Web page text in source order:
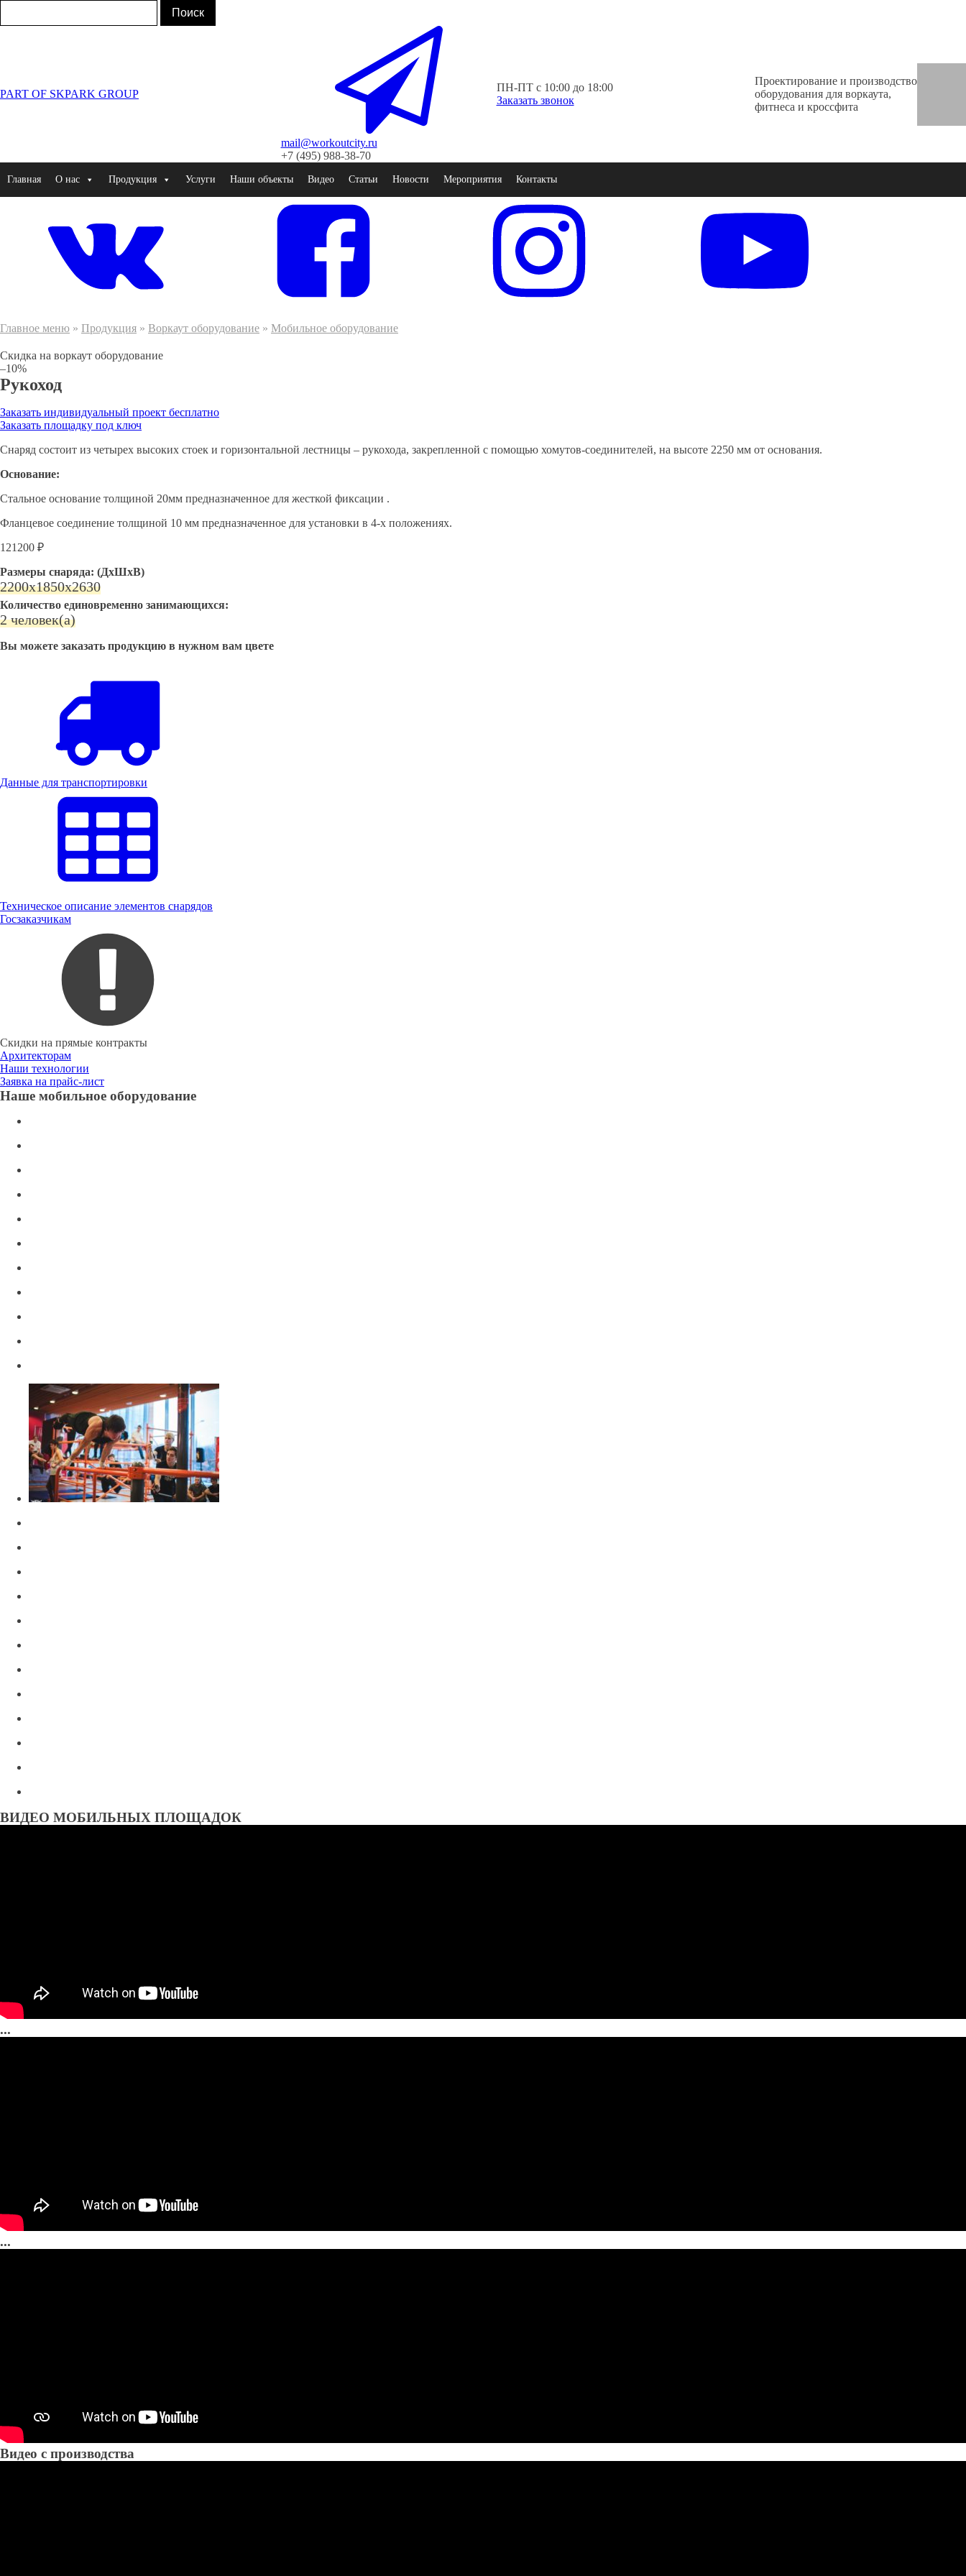
PART OF SKPARK GROUP
mail@workoutcity.ru
+7 (495) 988-38-70
ПН-ПТ с 10:00 до 18:00
Заказать звонок
Проектирование и производство
оборудования для воркаута,
фитнеса и кроссфита
Главная О нас Продукция Услуги Наши объекты Видео Статьи Новости Мероприятия Контакты
Главное меню » Продукция » Воркаут оборудование » Мобильное оборудование
Скидка на воркаут оборудование
–10%
Рукоход
Заказать индивидуальный проект бесплатно
Заказать площадку под ключ
Снаряд состоит из четырех высоких стоек и горизонтальной лестницы – рукохода, закрепленной с помощью хомутов-соединителей, на высоте 2250 мм от основания.
Основание:
Стальное основание толщиной 20мм предназначенное для жесткой фиксации .
Фланцевое соединение толщиной 10 мм предназначенное для установки в 4-х положениях.
121200 ₽
Размеры снаряда: (ДхШхВ)
2200х1850х2630
Количество единовременно занимающихся:
2 человек(а)
Вы можете заказать продукцию в нужном вам цвете
Данные для транспортировки
Техническое описание элементов снарядов
Госзаказчикам
Скидки на прямые контракты
Архитекторам
Наши технологии
Заявка на прайс-лист
Наше мобильное оборудование
ВИДЕО МОБИЛЬНЫХ ПЛОЩАДОК
...
...
Видео с производства